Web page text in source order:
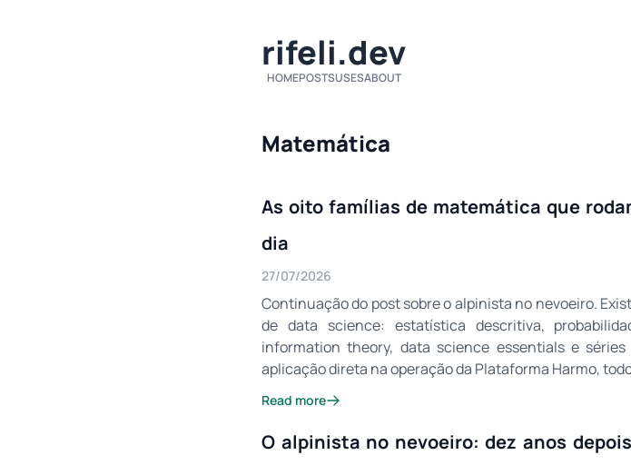
rifeli.dev
HOMEPOSTSUSESABOUT
Matemática
As oito famílias de matemática que
dia
27/07/2026
Continuação do post sobre o alpinista no nevoeiro.
de data science: estatística descritiva,
information theory, data science essentials e
aplicação direta na operação da Plataforma Harmo,
Read more
O alpinista no nevoeiro: dez anos